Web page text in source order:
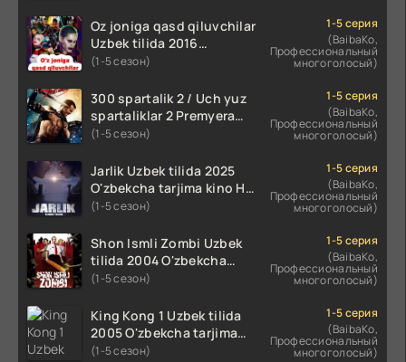
qismlari o'zbek tilida
Oz joniga qasd qiluvchilar
Uzbek tilida 2016
O'zbekcha tarjima kino
(1-5 сезон)
1-5 серия
(BaibaKo,
Профессиональный
многоголосый)
300 spartalik 2 / Uch yuz
spartaliklar 2 Premyera
Uzbek tilida 2013
skachat
(1-5 сезон)
1-5 серия
(BaibaKo,
Профессиональный
многоголосый)
Jarlik Uzbek tilida 2025
O'zbekcha tarjima kino HD
skachat
(1-5 сезон)
1-5 серия
(BaibaKo,
Профессиональный
многоголосый)
Shon Ismli Zombi Uzbek
tilida 2004 O'zbekcha
tarjima kino HD skachat
(1-5 сезон)
1-5 серия
(BaibaKo,
Профессиональный
многоголосый)
King Kong 1 Uzbek tilida
2005 O'zbekcha tarjima
kino HD skachat
(1-5 сезон)
1-5 серия
(BaibaKo,
Профессиональный
многоголосый)